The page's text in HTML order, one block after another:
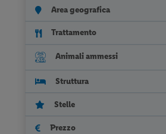
Area geografica
Trattamento
Animali ammessi
Struttura
Stelle
Prezzo